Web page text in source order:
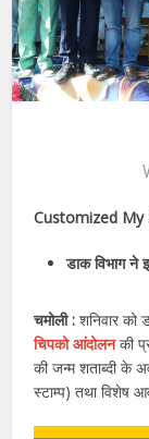
Customized My
डाक विभाग ने
चमोली :शनिवार को
चिपको आंदोलनकी
की जन्म शताब्दी के
स्टाम्प) तथा विशेष